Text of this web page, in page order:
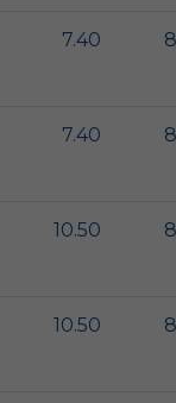
7.40
7.40
10.50
10.50